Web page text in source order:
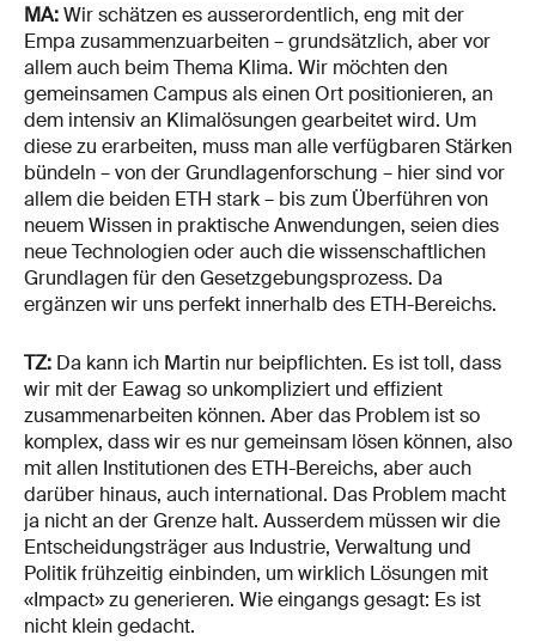
MA:Wir schätzen es ausserordentlich, eng mit der
Empa zusammenzuarbeiten – grundsätzlich, aber vor
allem auch beim Thema Klima. Wir möchten den
gemeinsamen Campus als einen Ort positionieren, an
dem intensiv an Klimalösungen gearbeitet wird. Um
diese zu erarbeiten, muss man alle verfügbaren Stärken
bündeln – von der Grundlagenforschung – hier sind vor
allem die beiden ETH stark – bis zum Überführen von
neuem Wissen in praktische Anwendungen, seien dies
neue Technologien oder auch die wissenschaftlichen
Grundlagen für den Gesetzgebungsprozess. Da
ergänzen wir uns perfekt innerhalb des ETH-Bereichs.
TZ: Da kann ich Martin nur beipflichten. Es ist toll, dass
wir mit der Eawag so unkompliziert und effizient
zusammenarbeiten können. Aber das Problem ist so
komplex, dass wir es nur gemeinsam lösen können, also
mit allen Institutionen des ETH-Bereichs, aber auch
darüber hinaus, auch international. Das Problem macht
ja nicht an der Grenze halt. Ausserdem müssen wir die
Entscheidungsträger aus Industrie, Verwaltung und
Politik frühzeitig einbinden, um wirklich Lösungen mit
«Impact» zu generieren. Wie eingangs gesagt: Es ist
nicht klein gedacht.